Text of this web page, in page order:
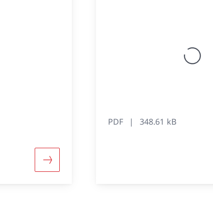
2025 de la Conférence suisse des hautes
Davantage d'informations sur
PDF 348.61 kB